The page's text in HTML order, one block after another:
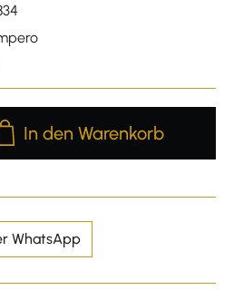
Anzahl: Gib den
In den Warenkorb
WhatsApp